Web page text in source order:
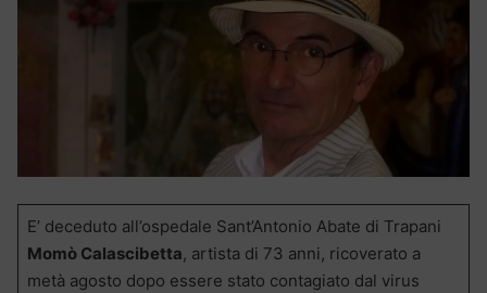
E’ deceduto all’ospedale Sant’Antonio Abate di Trapani
Momò Calascibetta, artista di 73 anni, ricoverato a
metà agosto dopo essere stato contagiato dal virus